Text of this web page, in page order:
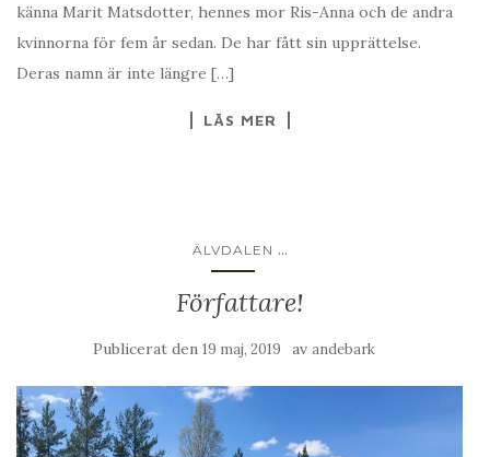
känna Marit Matsdotter, hennes mor Ris-Anna och de andra
kvinnorna för fem år sedan. De har fått sin upprättelse.
Deras namn är inte längre […]
LÄS MER
ÄLVDALEN ...
Författare!
Publicerat den 19 maj, 2019 av andebark